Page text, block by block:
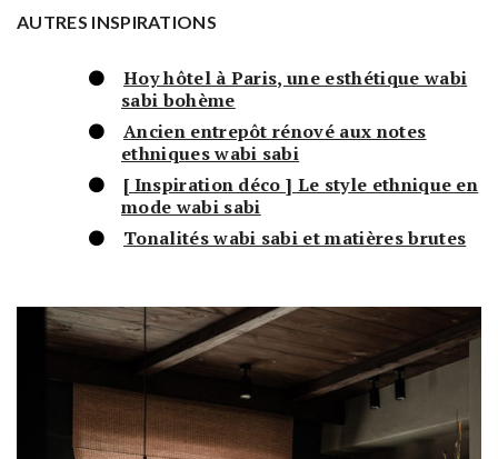
AUTRES INSPIRATIONS
Hoy hôtel à Paris, une esthétique wabi
sabi bohème
Ancien entrepôt rénové aux notes
ethniques wabi sabi
[ Inspiration déco ] Le style ethnique en
mode wabi sabi
Tonalités wabi sabi et matières brutes